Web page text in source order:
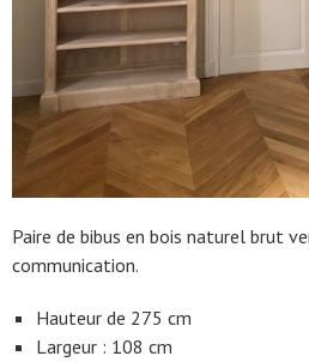
Paire de bibus en bois naturel brut
communication.
Hauteur de 275 cm
Largeur : 108 cm